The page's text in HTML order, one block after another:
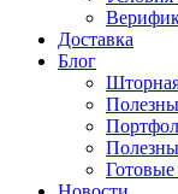
Доставка
Блог